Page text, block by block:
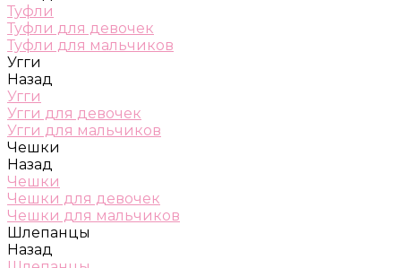
Туфли
Туфли для девочек
Туфли для мальчиков
Угги
Назад
Угги
Угги для девочек
Угги для мальчиков
Чешки
Назад
Чешки
Чешки для девочек
Чешки для мальчиков
Шлепанцы
Назад